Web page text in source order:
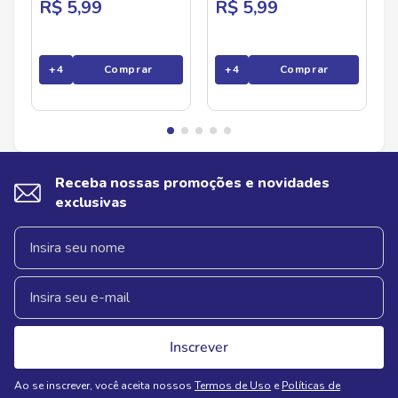
R$ 5,99
+4 Comprar
R$ 5,99
+4 Comprar
Receba nossas promoções e novidades
exclusivas
Inscrever
Ao se inscrever, você aceita nossos Termos de Uso e Políticas de